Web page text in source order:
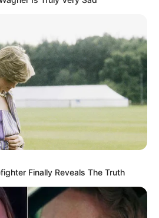
Finally Reveals The Truth